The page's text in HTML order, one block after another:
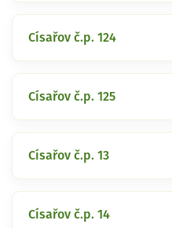
Císařov č.p. 124
Císařov č.p. 125
Císařov č.p. 13
Císařov č.p. 14